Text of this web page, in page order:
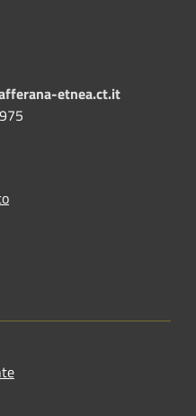
etnea.ct.it